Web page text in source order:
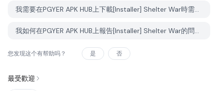
我需要在PGYER APK HUB上下載[Installer] Shelter War時需要帳戶嗎？
我如何在PGYER APK HUB上報告[Installer] Shelter War的問題？
您发现这个有帮助吗？ 是 否
最受歡迎